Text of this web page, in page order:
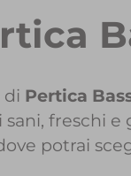
di Pertica
freschi e
potrai